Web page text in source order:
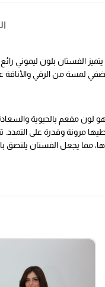
الفستان بلون ليموني
لمسة من الرقي والأناقة
لون مفعم بالحيوية
تعطيها مرونة وقدرة على
مما يجعل الفستان